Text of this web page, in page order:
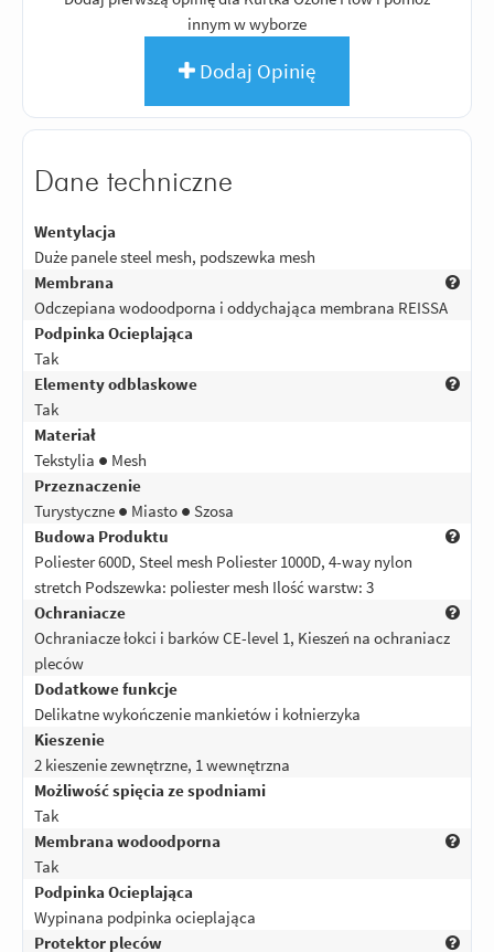
innym w wyborze
Dodaj Opinię
Dane techniczne
Wentylacja
Duże panele steel mesh, podszewka mesh
Membrana
Odczepiana wodoodporna i oddychająca membrana REISSA
Podpinka Ocieplająca
Tak
Elementy odblaskowe
Tak
Materiał
Tekstylia ● Mesh
Przeznaczenie
Turystyczne ● Miasto ● Szosa
Budowa Produktu
Poliester 600D, Steel mesh Poliester 1000D, 4-way nylon
stretch Podszewka: poliester mesh Ilość warstw: 3
Ochraniacze
Ochraniacze łokci i barków CE-level 1, Kieszeń na ochraniacz
pleców
Dodatkowe funkcje
Delikatne wykończenie mankietów i kołnierzyka
Kieszenie
2 kieszenie zewnętrzne, 1 wewnętrzna
Możliwość spięcia ze spodniami
Tak
Membrana wodoodporna
Tak
Podpinka Ocieplająca
Wypinana podpinka ocieplająca
Protektor pleców